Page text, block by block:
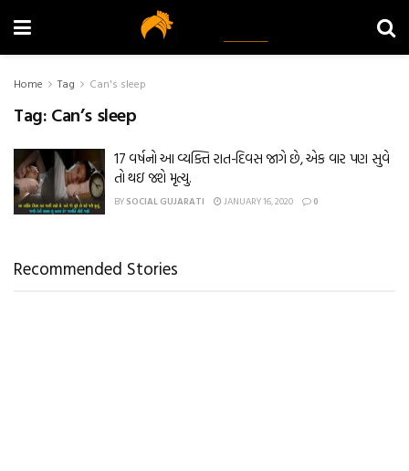
Home Tag Can's sleep
Tag: Can’s sleep
17 વર્ષનો આ વ્યક્તિ રાત-દિવસ જાગે છે, એક વાર પણ સુવે
તો થઇ જશે મૃત્યુ.
BY SOCIAL GUJARATI JANUARY 16, 2020 0
Recommended Stories